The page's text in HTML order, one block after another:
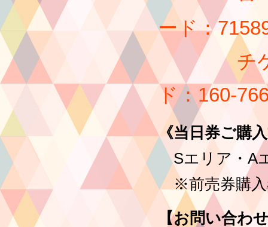
ード：
チケッ
ド：160-
《当日券ご購
Sエリア・A
※前売券購入
【お問い合わ